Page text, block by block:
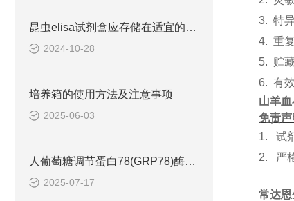
昆虫elisa试剂盒应存储在适宜的环境中
2024-10-28
培养箱的使用方法及注意事项
2025-06-03
人葡萄糖调节蛋白78(GRP78)酶联免疫试剂盒
2025-07-17
3. 特
4. 重
5. 贮
6. 有
山羊
免责声
1.
试
2.
严
常达恩